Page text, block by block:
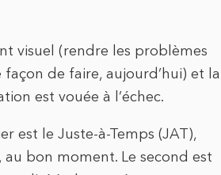
visuel (rendre les problèmes
de faire, aujourd’hui) et la
est vouée à l’échec.
est le Juste-à-Temps (JAT),
bon moment. Le second est